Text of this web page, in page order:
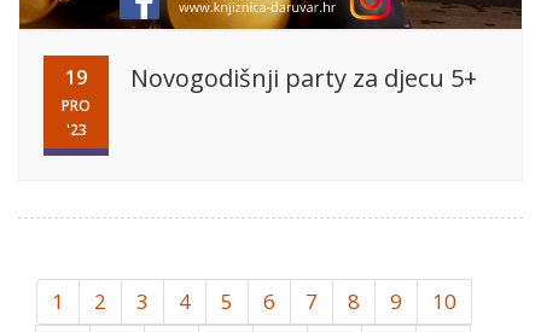
19
PRO
'23
Novogodišnji party za djecu 5+
1 2 3 4 5 6 7 8 9
10